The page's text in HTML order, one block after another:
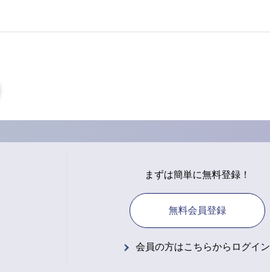
まずは簡単に無料登録！
無料会員登録
会員の方はこちらからログイン